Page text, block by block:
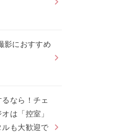
影におすすめ
なら！チェ
は「控室」
ルも大歓迎で